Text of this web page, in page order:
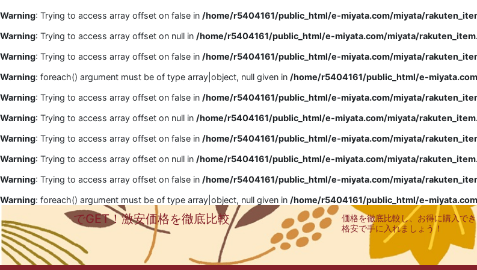
Warning: Trying to access array offset on false in /home/r5404161/public_html/e-miyata.com/miyata/
Warning: Trying to access array offset on null in /home/r5404161/public_html/e-miyata.com/miyata/
Warning: Trying to access array offset on false in /home/r5404161/public_html/e-miyata.com/miyata/
Warning: foreach() argument must be of type array|object, null given in /home/r5404161/public_html/e-
Warning: Trying to access array offset on false in /home/r5404161/public_html/e-miyata.com/miyata/
Warning: Trying to access array offset on null in /home/r5404161/public_html/e-miyata.com/miyata/
Warning: Trying to access array offset on false in /home/r5404161/public_html/e-miyata.com/miyata/
Warning: Trying to access array offset on null in /home/r5404161/public_html/e-miyata.com/miyata/
Warning: Trying to access array offset on false in /home/r5404161/public_html/e-miyata.com/miyata/
Warning: foreach() argument must be of type array|object, null given in /home/r5404161/public_html/e-
でGET！激安価格を徹底比較
価格を徹底比較し、お得に購入で
格安で手に入れましょう！